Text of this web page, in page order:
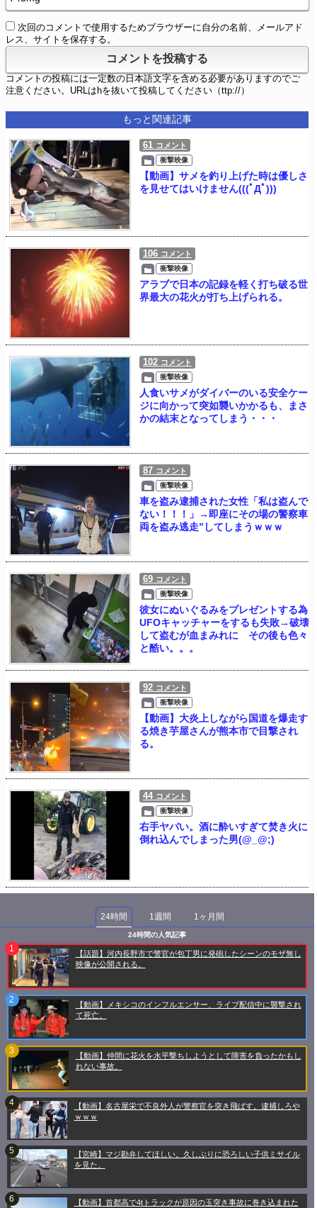
次回のコメントで使用するためブラウザーに自分の名前、メールアド
レス、サイトを保存する。
コメントの投稿には一定数の日本語文字を含める必要がありますのでご
注意ください。URLはhを抜いて投稿してください（ttp://）
もっと関連記事
61 コメント
衝撃映像
【動画】サメを釣り上げた時は優しさ
を見せてはいけません(((ﾟДﾟ)))
106 コメント
衝撃映像
アラブで日本の記録を軽く打ち破る世
界最大の花火が打ち上げられる。
102 コメント
衝撃映像
人食いサメがダイバーのいる安全ケー
ジに向かって突如襲いかかるも、まさ
かの結末となってしまう・・・
87 コメント
衝撃映像
車を盗み逮捕された女性「私は盗んで
ない！！！」→即座にその場の警察車
両を盗み逃走”してしまうｗｗｗ
69 コメント
衝撃映像
彼女にぬいぐるみをプレゼントする為
UFOキャッチャーをするも失敗→破壊
して盗むが血まみれに その後も色々
と酷い。。。
92 コメント
衝撃映像
【動画】大炎上しながら国道を爆走す
る焼き芋屋さんが熊本市で目撃され
る。
44 コメント
衝撃映像
右手ヤバい。酒に酔いすぎて焚き火に
倒れ込んでしまった男(@_@;)
24時間 1週間 1ヶ月間
24時間の人気記事
【話題】河内長野市で警官が包丁男に発砲したシーンのモザ無し
映像が公開される。
【動画】メキシコのインフルエンサー、ライブ配信中に襲撃され
て死亡。
【動画】仲間に花火を水平撃ちしようとして障害を負ったかもし
れない事故。
【動画】名古屋栄で不良外人が警察官を突き飛ばす。逮捕しろや
ｗｗｗ
【宮崎】マジ勘弁してほしい。久しぶりに恐ろしい子供ミサイル
を見た。
【動画】首都高で4tトラックが原因の玉突き事故に巻き込まれた